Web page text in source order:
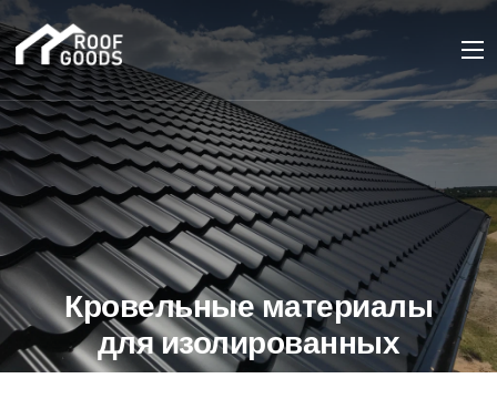
Кровельные материалы
для изолированных
подвалов и чердаков